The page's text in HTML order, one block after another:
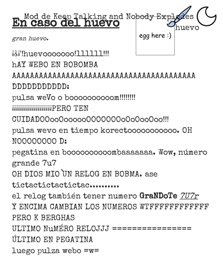
Mod de Keep Talking and Nobody Explodes
huevo
En caso del huevo
gran huevo.
¡¿¡'!huevooooooo!111111!!!
hAY WEBO EN BOBOMBA
AAAAAAAAAAAAAAAAAAAAAAAAAAAAAAAAAAAAAAAAA
DDDDDDDDDDD:
pulsa weVo o boooooooooom!!!!!!!!
¡¡¡¡¡¡¡¡¡¡¡¡¡¡¡¡¡¡¡¡PERO TEN
CUIDADOOooOoooooOOOOOOOoOoOooOoo!!!
pulsa wevo en tiempo korectooooooooooo. OH
NOOOOOOOO D:
pegatina en boooooooooombaaaaaaa. Wow, número
grande 7u7
OH DIOS MIO UN RELOG EN BOBMA. ase
tictactictactictac..........
el relog también tener numero GraNDoTe 7U7r
Y ENCIMA CAMBIAN LOS NUMEROS WTFFFFFFFFFFFF
PERO K BERGHAS
ULTIMO NuMÉRO RELOJJJ ================
ÚLTIMO EN PEGATINA
luego pulza webo =w=